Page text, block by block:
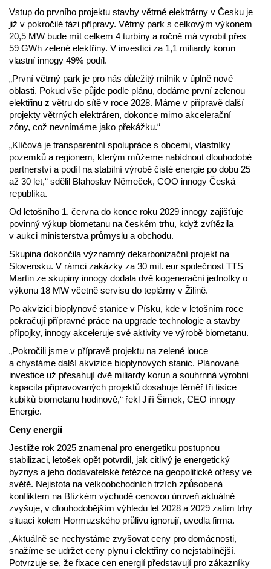
Vstup do prvního projektu stavby větrné elektrárny v Česku je
již v pokročilé fázi přípravy. Větrný park s celkovým výkonem
20,5 MW bude mít celkem 4 turbíny a ročně má vyrobit přes
59 GWh zelené elektřiny. V investici za 1,1 miliardy korun
vlastní innogy 49% podíl.
„První větrný park je pro nás důležitý milník v úplně nové
oblasti. Pokud vše půjde podle plánu, dodáme první zelenou
elektřinu z větru do sítě v roce 2028. Máme v přípravě další
projekty větrných elektráren, dokonce mimo akcelerační
zóny, což nevnímáme jako překážku.“
„Klíčová je transparentní spolupráce s obcemi, vlastníky
pozemků a regionem, kterým můžeme nabídnout dlouhodobé
partnerství a podíl na stabilní výrobě čisté energie po dobu 25
až 30 let,“ sdělil Blahoslav Němeček, COO innogy Česká
republika.
Od letošního 1. června do konce roku 2029 innogy zajišťuje
povinný výkup biometanu na českém trhu, když zvítězila
v aukci ministerstva průmyslu a obchodu.
Skupina dokončila významný dekarbonizační projekt na
Slovensku. V rámci zakázky za 30 mil. eur společnost TTS
Martin ze skupiny innogy dodala dvě kogenerační jednotky o
výkonu 18 MW včetně servisu do teplárny v Žilině.
Po akvizici bioplynové stanice v Písku, kde v letošním roce
pokračují přípravné práce na upgrade technologie a stavby
přípojky, innogy akceleruje své aktivity ve výrobě biometanu.
„Pokročili jsme v přípravě projektu na zelené louce
a chystáme další akvizice bioplynových stanic. Plánované
investice už přesahují dvě miliardy korun a souhrnná výrobní
kapacita připravovaných projektů dosahuje téměř tři tisíce
kubíků biometanu hodinově,“ řekl Jiří Šimek, CEO innogy
Energie.
Ceny energií
Jestliže rok 2025 znamenal pro energetiku postupnou
stabilizaci, letošek opět potvrdil, jak citlivý je energetický
byznys a jeho dodavatelské řetězce na geopolitické otřesy ve
světě. Nejistota na velkoobchodních trzích způsobená
konfliktem na Blízkém východě cenovou úroveň aktuálně
zvyšuje, v dlouhodobějším výhledu let 2028 a 2029 zatím trhy
situaci kolem Hormuzského průlivu ignorují, uvedla firma.
„Aktuálně se nechystáme zvyšovat ceny pro domácnosti,
snažíme se udržet ceny plynu i elektřiny co nejstabilnější.
Potvrzuje se, že fixace cen energií představují pro zákazníky